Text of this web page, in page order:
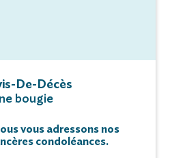
De-Décès
bougie
vous adressons nos
condoléances.